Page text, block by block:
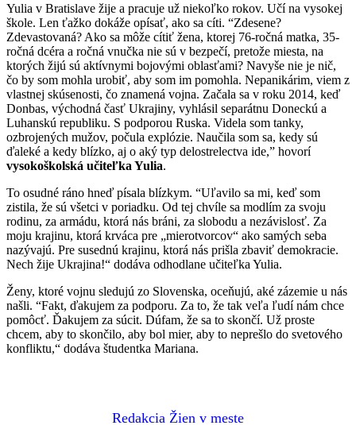
Yulia v Bratislave žije a pracuje už niekoľko rokov. Učí na vysokej
škole. Len ťažko dokáže opísať, ako sa cíti. “Zdesene?
Zdevastovaná? Ako sa môže cítiť žena, ktorej 76-ročná matka, 35-
ročná dcéra a ročná vnučka nie sú v bezpečí, pretože miesta, na
ktorých žijú sú aktívnymi bojovými oblasťami? Navyše nie je nič,
čo by som mohla urobiť, aby som im pomohla. Nepanikárim, viem z
vlastnej skúsenosti, čo znamená vojna. Začala sa v roku 2014, keď
Donbas, východná časť Ukrajiny, vyhlásil separátnu Doneckú a
Luhanskú republiku. S podporou Ruska. Videla som tanky,
ozbrojených mužov, počula explózie. Naučila som sa, kedy sú
ďaleké a kedy blízko, aj o aký typ delostrelectva ide,” hovorí
vysokoškolská učiteľka Yulia.
To osudné ráno hneď písala blízkym. “Uľavilo sa mi, keď som
zistila, že sú všetci v poriadku. Od tej chvíle sa modlím za svoju
rodinu, za armádu, ktorá nás bráni, za slobodu a nezávislosť. Za
moju krajinu, ktorá krváca pre „mierotvorcov“ ako samých seba
nazývajú. Pre susednú krajinu, ktorá nás prišla zbaviť demokracie.
Nech žije Ukrajina!“ dodáva odhodlane učiteľka Yulia.
Ženy, ktoré vojnu sledujú zo Slovenska, oceňujú, aké zázemie u nás
našli. “Fakt, ďakujem za podporu. Za to, že tak veľa ľudí nám chce
pomôcť. Ďakujem za súcit. Dúfam, že sa to skončí. Už proste
chcem, aby to skončilo, aby bol mier, aby to neprešlo do svetového
konfliktu,“ dodáva študentka Mariana.
Redakcia Žien v meste